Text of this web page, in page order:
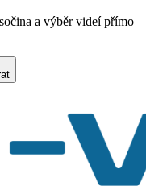
a výběr videí přímo